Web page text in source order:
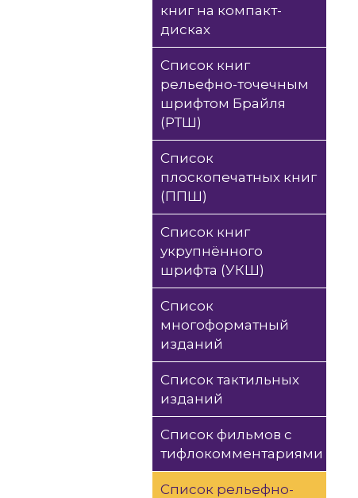
книг на компакт-
дисках
Список книг
рельефно-точечным
шрифтом Брайля
(РТШ)
Список
плоскопечатных книг
(ППШ)
Список книг
укрупнённого
шрифта (УКШ)
Список
многоформатный
изданий
Список тактильных
изданий
Список фильмов с
тифлокомментариями
Список рельефно-